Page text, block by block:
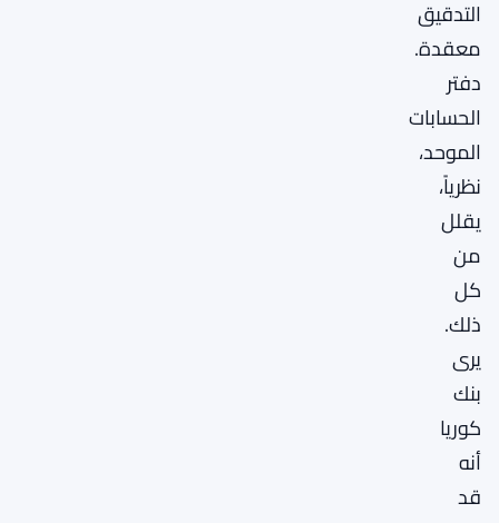
التدقيق
معقدة.
دفتر
الحسابات
الموحد،
نظرياً،
يقلل
من
كل
ذلك.
يرى
بنك
كوريا
أنه
قد